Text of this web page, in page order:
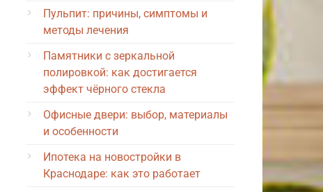
Пульпит: причины, симптомы и
методы лечения
Памятники с зеркальной
полировкой: как достигается
эффект чёрного стекла
Офисные двери: выбор, материалы
и особенности
Ипотека на новостройки в
Краснодаре: как это работает